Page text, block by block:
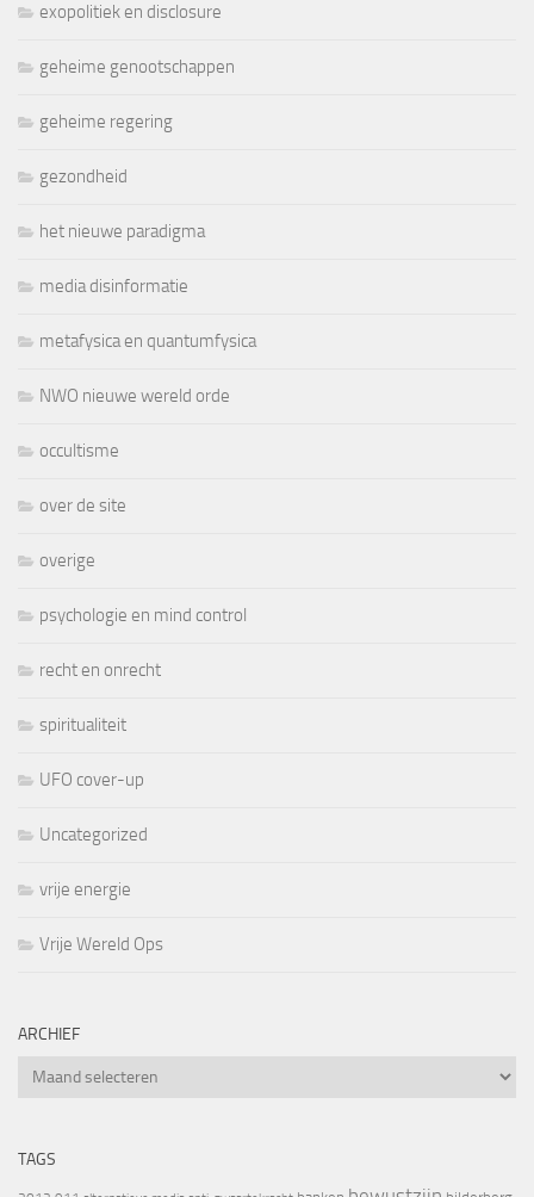
exopolitiek en disclosure
geheime genootschappen
geheime regering
gezondheid
het nieuwe paradigma
media disinformatie
metafysica en quantumfysica
NWO nieuwe wereld orde
occultisme
over de site
overige
psychologie en mind control
recht en onrecht
spiritualiteit
UFO cover-up
Uncategorized
vrije energie
Vrije Wereld Ops
ARCHIEF
Archief
TAGS